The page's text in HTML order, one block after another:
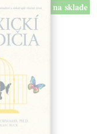
na sklade